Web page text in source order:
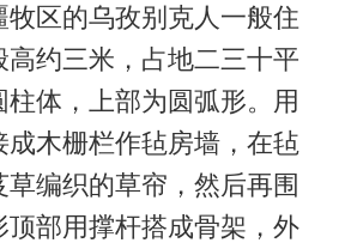
区的乌孜别克人一般住
约三米，占地二三十平
体，上部为圆弧形。用
木栅栏作毡房墙，在毡
草编织的草帘，然后再围
顶部用撑杆搭成骨架，外